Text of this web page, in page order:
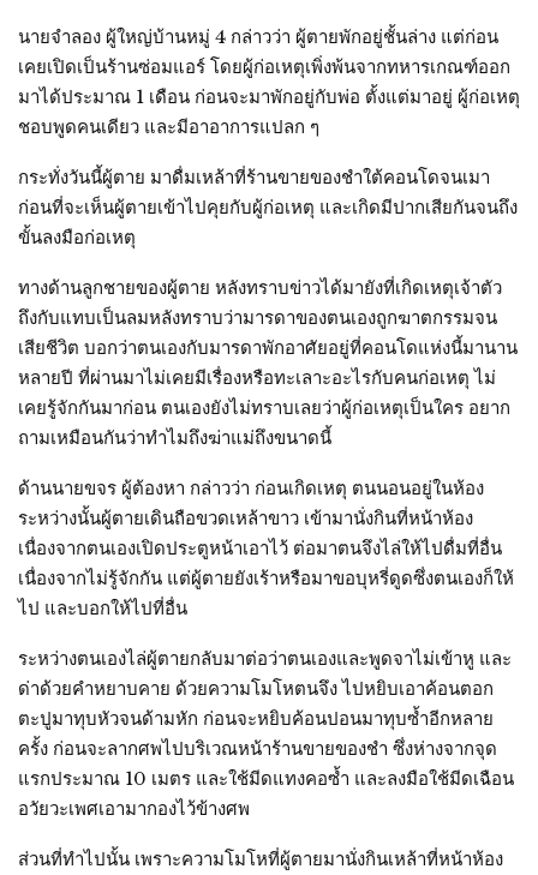
นายจำลอง ผู้ใหญ่บ้านหมู่ 4 กล่าวว่า ผู้ตายพักอยู่ชั้นล่าง แต่ก่อน
เคยเปิดเป็นร้านซ่อมแอร์ โดยผู้ก่อเหตุเพิ่งพ้นจากทหารเกณฑ์ออก
มาได้ประมาณ 1 เดือน ก่อนจะมาพักอยู่กับพ่อ ตั้งแต่มาอยู่ ผู้ก่อเหตุ
ชอบพูดคนเดียว และมีอาอาการแปลก ๆ
กระทั่งวันนี้ผู้ตาย มาดื่มเหล้าที่ร้านขายของชำใต้คอนโดจนเมา
ก่อนที่จะเห็นผู้ตายเข้าไปคุยกับผู้ก่อเหตุ และเกิดมีปากเสียกันจนถึง
ขั้นลงมือก่อเหตุ
ทางด้านลูกชายของผู้ตาย หลังทราบข่าวได้มายังที่เกิดเหตุเจ้าตัว
ถึงกับแทบเป็นลมหลังทราบว่ามารดาของตนเองถูกฆาตกรรมจน
เสียชีวิต บอกว่าตนเองกับมารดาพักอาศัยอยู่ที่คอนโดแห่งนี้มานาน
หลายปี ที่ผ่านมาไม่เคยมีเรื่องหรือทะเลาะอะไรกับคนก่อเหตุ ไม่
เคยรู้จักกันมาก่อน ตนเองยังไม่ทราบเลยว่าผู้ก่อเหตุเป็นใคร อยาก
ถามเหมือนกันว่าทำไมถึงฆ่าแม่ถึงขนาดนี้
ด้านนายขจร ผู้ต้องหา กล่าวว่า ก่อนเกิดเหตุ ตนนอนอยู่ในห้อง
ระหว่างนั้นผู้ตายเดินถือขวดเหล้าขาว เข้ามานั่งกินที่หน้าห้อง
เนื่องจากตนเองเปิดประตูหน้าเอาไว้ ต่อมาตนจึงไล่ให้ไปดื่มที่อื่น
เนื่องจากไม่รู้จักกัน แต่ผู้ตายยังเร้าหรือมาขอบุหรี่ดูดซึ่งตนเองก็ให้
ไป และบอกให้ไปที่อื่น
ระหว่างตนเองไล่ผู้ตายกลับมาต่อว่าตนเองและพูดจาไม่เข้าหู และ
ด่าด้วยคำหยาบคาย ด้วยความโมโหตนจึง ไปหยิบเอาค้อนตอก
ตะปูมาทุบหัวจนด้ามหัก ก่อนจะหยิบค้อนปอนมาทุบซ้ำอีกหลาย
ครั้ง ก่อนจะลากศพไปบริเวณหน้าร้านขายของชำ ซึ่งห่างจากจุด
แรกประมาณ 10 เมตร และใช้มีดแทงคอซ้ำ และลงมือใช้มีดเฉือน
อวัยวะเพศเอามากองไว้ข้างศพ
ส่วนที่ทำไปนั้น เพราะความโมโหที่ผู้ตายมานั่งกินเหล้าที่หน้าห้อง